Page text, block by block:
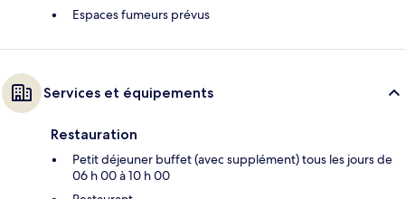
Espaces fumeurs prévus
Services et équipements
Restauration
Petit déjeuner buffet (avec supplément) tous les jours de
06 h 00 à 10 h 00